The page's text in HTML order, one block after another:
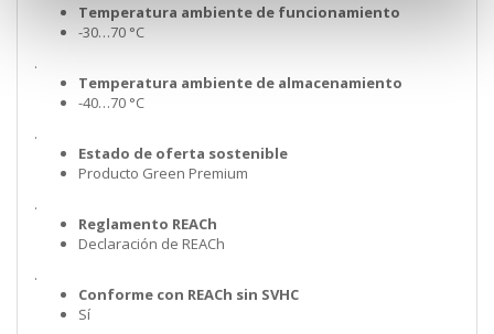
Temperatura ambiente de funcionamiento
-30…70 °C
.
Temperatura ambiente de almacenamiento
-40…70 °C
.
Estado de oferta sostenible
Producto Green Premium
.
Reglamento REACh
Declaración de REACh
.
Conforme con REACh sin SVHC
Sí